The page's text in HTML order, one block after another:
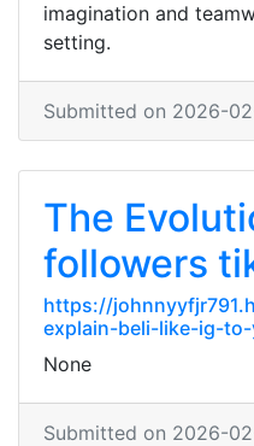
imagination and
setting.
Submitted on 2026-
The
followers
https://
explain-beli-like-ig-
None
Submitted on 2026-